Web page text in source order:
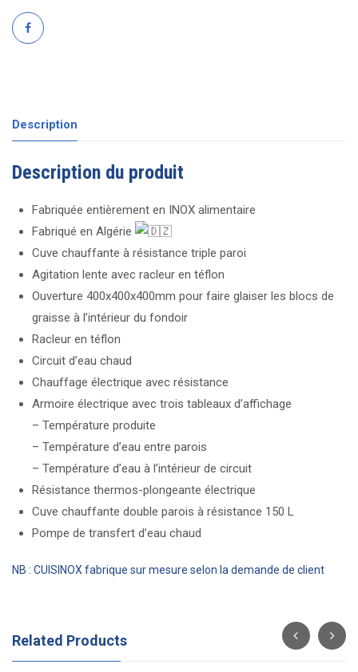
Description
Description du produit
Fabriquée entièrement en INOX alimentaire
Fabriqué en Algérie
Cuve chauffante à résistance triple paroi
Agitation lente avec racleur en téflon
Ouverture 400x400x400mm pour faire glaiser les blocs de
graisse à l’intérieur du fondoir
Racleur en téflon
Circuit d’eau chaud
Chauffage électrique avec résistance
Armoire électrique avec trois tableaux d’affichage
– Température produite
– Température d’eau entre parois
– Température d’eau à l’intérieur de circuit
Résistance thermos-plongeante électrique
Cuve chauffante double parois à résistance 150 L
Pompe de transfert d’eau chaud
NB : CUISINOX fabrique sur mesure selon la demande de client
Related Products